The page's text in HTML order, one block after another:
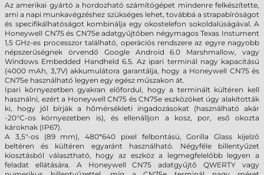
Az amerikai gyártó a hordozható számítógépet mindenre felkészítette,
ami a napi munkavégzéshez szükséges lehet, továbbá a strapabíróságot
és specifikálhatóságot kombinálja egy okostelefon sokoldalúságával. A
Honeywell CN75 és CN75e adatgyűjtőben négymagos Texas Instument
1,5 GHz-es processzor található, operációs rendszere az egyre nagyobb
népszerűségnek örvendő Google Android 6.0 Marshmallow, vagy
Windows Embedded Handheld 6.5. Az ipari terminál nagy kapacitású
(4000 mAh, 3,7V) akkumulátora garantálja, hogy a Honeywell CN75 és
CN75e használható legyen egy egész műszakon át.
Ipari környezetben gyakran előfordul, hogy a terminált kültéren kell
használni, ezért a Honeywell CN75 és CN75e eszközöket úgy alakították
ki, hogy jól bírják a hőmérsékleti ingadozásokat (használható akár
-20°C-os környezetben is), és ellenálljon a kosz, por, eső okozta
károknak (IP67).
A 3,5"-os (89 mm), 480*640 pixel felbontású, Gorilla Glass kijelző
beltéren és kültéren egyaránt használható. Négyféle billentyűzet
kiosztásból választható, hogy az eszköz a legmegfelelőbb legyen a
feladat ellátására. A Honeywell CN75 adatgyűjtő QWERTY vagy